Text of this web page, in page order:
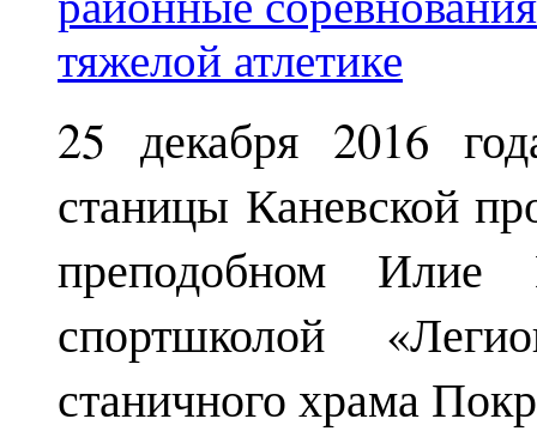
25 декабря 2016
станицы Каневской
преподобном Илие
спортшколой
станичного храма